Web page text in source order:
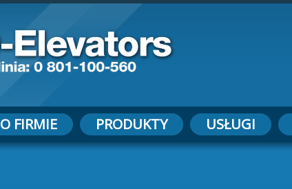
O FIRMIE PRODUKTY USŁUGI